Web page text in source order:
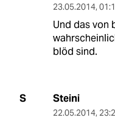
23.05.2014,
Und das von
blöd sind.
S Steini
22.05.2014,